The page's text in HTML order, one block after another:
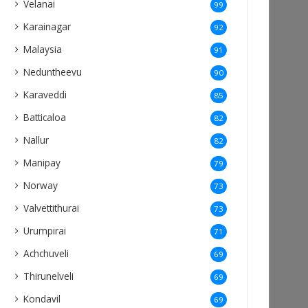
Velanai 99
Karainagar 92
Malaysia 91
Neduntheevu 90
Karaveddi 85
Batticaloa 82
Nallur 82
Manipay 79
Norway 73
Valvettithurai 73
Urumpirai 71
Achchuveli 69
Thirunelveli 69
Kondavil 69